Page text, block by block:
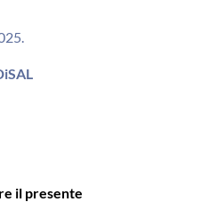
il presente